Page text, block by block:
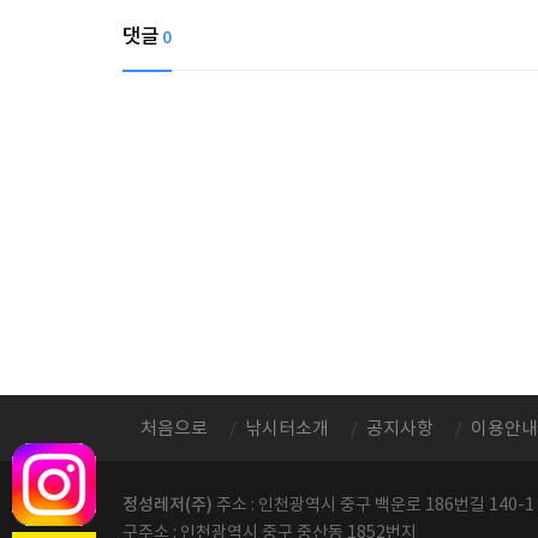
댓글 0
처음으로 낚시터소개 공지사항 이용안내
정성레저(주) 주소 : 인천광역시 중구 백운로 186번길 140-1
구주소 : 인천광역시 중구 중산동 1852번지